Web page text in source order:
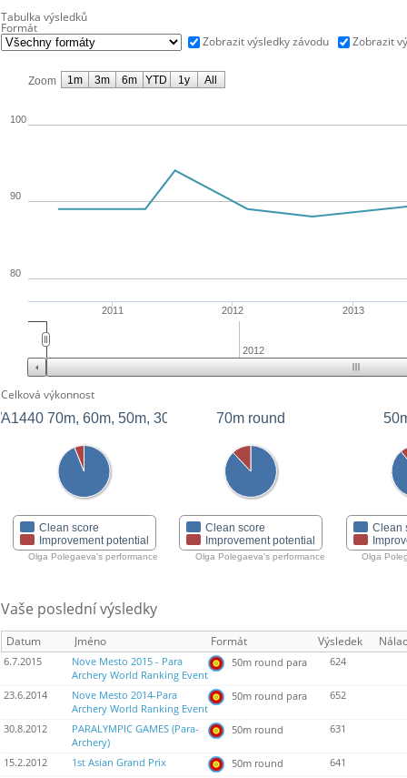
Tabulka výsledků
Formát
Zobrazit výsledky závodu
Zobrazit
Zoom
2011 2012 2013
80
90
100
2012
1m 3m 6m YTD 1y All
Celková výkonnost
70m, 60m, 50m, 30m
Clean score
Improvement potential
Olga Polegaeva's performance
70m round
Clean score
Improvement potential
Olga Polegaeva's performance
Clean
Olga
Vaše poslední výsledky
Datum Jméno Formát Výsledek
6.7.2015
Nove Mesto 2015 - Para
Archery World Ranking Event
50m round para 624
23.6.2014
Nove Mesto 2014-Para
Archery World Ranking Event
50m round para 652
30.8.2012
PARALYMPIC GAMES (Para-
Archery)
50m round 631
15.2.2012 1st Asian Grand Prix 50m round
641